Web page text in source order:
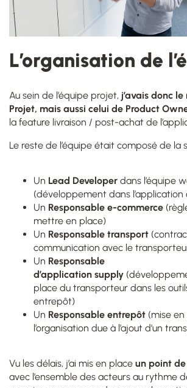
L’organisation de
Au sein de l’équipe projet, j’avais donc
Projet, mais aussi celui de Product
la feature livraison / post-achat de
Le reste de l’équipe était composé de la
Un Lead Developer dans l’équipe
(développement dans l’application
Un Responsable e-commerce
mettre en place)
Un Responsable transport
communication avec le
Un Responsable
d’application supply
place du transporteur dans les
entrepôt)
Un Responsable entrepôt (mise
l’organisation due à l’ajout d’un
Vu les délais, j’ai mis en place un point
avec l’ensemble des acteurs au rythme